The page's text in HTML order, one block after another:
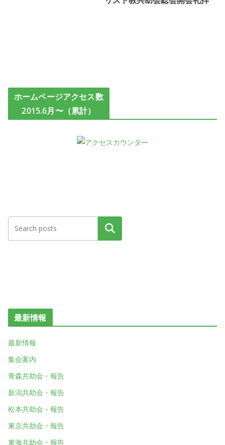
ホームページアクセス数
2015.6月〜（累計）
検索
最新情報
最新情報
集会案内
青森共助会・報告
新潟共助会・報告
松本共助会・報告
東京共助会・報告
東海共助会・報告